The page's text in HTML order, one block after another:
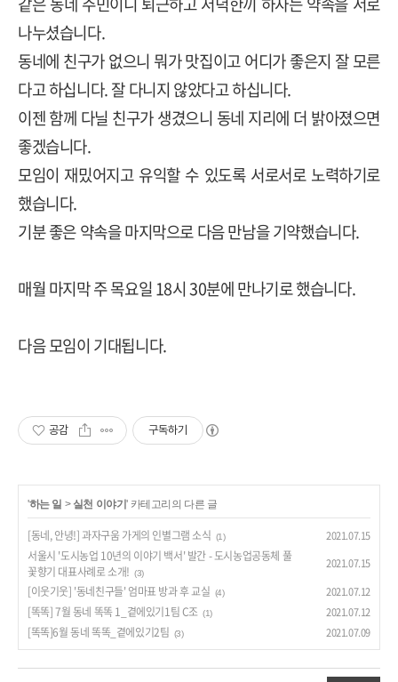
나누셨습니다.
동네에 친구가 없으니 뭐가 맛집이고 어디가 좋은지 잘 모른
다고 하십니다.잘 다니지 않았다고 하십니다.
이젠 함께 다닐 친구가 생겼으니 동네 지리에 더 밝아졌으면
좋겠습니다.
모임이 재밌어지고 유익할 수 있도록 서로서로 노력하기로
했습니다.
기분 좋은 약속을 마지막으로 다음 만남을 기약했습니다.
매월 마지막 주 목요일18시30분에 만나기로 했습니다.
다음 모임이 기대됩니다.
공감 구독하기
'하는 일 > 실천 이야기' 카테고리의 다른 글
[동네, 안녕!] 과자구움 가게의 인별그램 소식 (1) 2021.07.15
서울시 '도시농업 10년의 이야기 백서' 발간 - 도시농업공동체 풀
꽃향기 대표사례로 소개! (3)
2021.07.15
[이웃기웃] '동네친구들' 엄마표 방과 후 교실 (4) 2021.07.12
[똑똑] 7월 동네 똑똑 1_곁에있기1팀 C조 (1) 2021.07.12
[똑똑]6월 동네 똑똑_곁에있기2팀 (3) 2021.07.09